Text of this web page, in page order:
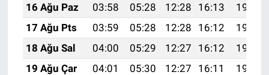
16 Ağu Paz
03:58 05:28 12:28 16:13
19:18
17 Ağu Pts
03:59 05:28 12:28 16:12
19:17
18 Ağu Sal
04:00 05:29 12:27 16:12
19:15
19 Ağu Çar
04:01 05:30 12:27 16:11
19:14